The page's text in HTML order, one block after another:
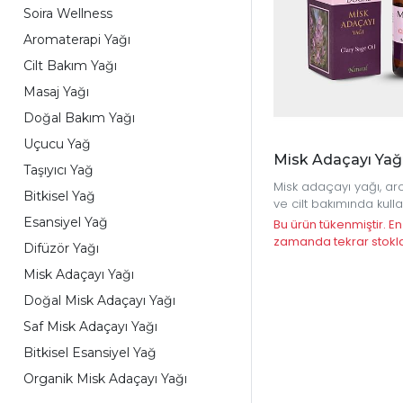
Soira Wellness
Aromaterapi Yağı
Cilt Bakım Yağı
Masaj Yağı
Doğal Bakım Yağı
Uçucu Yağ
Taşıyıcı Yağ
Bitkisel Yağ
Esansiyel Yağ
Difüzör Yağı
Misk Adaçayı Yağı
Doğal Misk Adaçayı Yağı
Saf Misk Adaçayı Yağı
Bitkisel Esansiyel Yağ
Organik Misk Adaçayı Yağı
Misk Adaçayı
Misk adaçayı yağı,
ve cilt bakımında
doğal ve katkısız bir
yağdır.
Bu ürün tükenmiştir. En
zamanda tekrar